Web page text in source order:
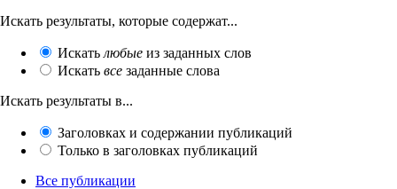
Искать результаты, которые содержат...
Искать любые из заданных слов
Искать все заданные слова
Искать результаты в...
Заголовках и содержании публикаций
Только в заголовках публикаций
Все публикации